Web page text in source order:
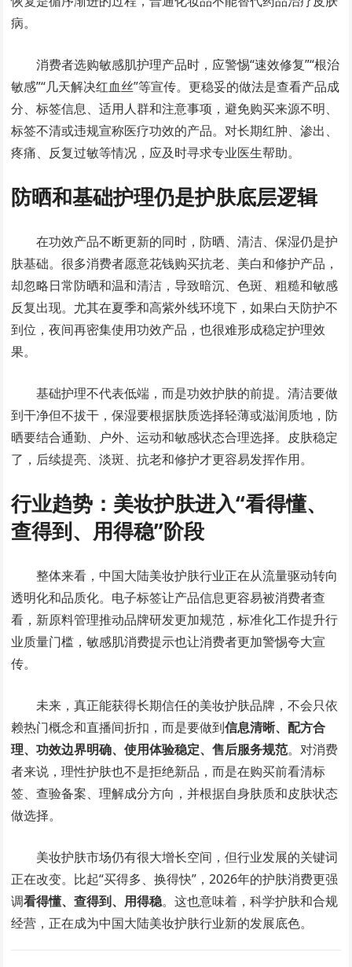
病。
消费者选购敏感肌护理产品时，应警惕“速效修复”“根治
敏感”“几天解决红血丝”等宣传。更稳妥的做法是查看产品成
分、标签信息、适用人群和注意事项，避免购买来源不明、
标签不清或违规宣称医疗功效的产品。对长期红肿、渗出、
疼痛、反复过敏等情况，应及时寻求专业医生帮助。
防晒和基础护理仍是护肤底层逻辑
在功效产品不断更新的同时，防晒、清洁、保湿仍是护
肤基础。很多消费者愿意花钱购买抗老、美白和修护产品，
却忽略日常防晒和温和清洁，导致暗沉、色斑、粗糙和敏感
反复出现。尤其在夏季和高紫外线环境下，如果白天防护不
到位，夜间再密集使用功效产品，也很难形成稳定护理效
果。
基础护理不代表低端，而是功效护肤的前提。清洁要做
到干净但不拔干，保湿要根据肤质选择轻薄或滋润质地，防
晒要结合通勤、户外、运动和敏感状态合理选择。皮肤稳定
了，后续提亮、淡斑、抗老和修护才更容易发挥作用。
行业趋势：美妆护肤进入“看得懂、
查得到、用得稳”阶段
整体来看，中国大陆美妆护肤行业正在从流量驱动转向
透明化和品质化。电子标签让产品信息更容易被消费者查
看，新原料管理推动品牌研发更加规范，标准化工作提升行
业质量门槛，敏感肌消费提示也让消费者更加警惕夸大宣
传。
未来，真正能获得长期信任的美妆护肤品牌，不会只依
赖热门概念和直播间折扣，而是要做到信息清晰、配方合
理、功效边界明确、使用体验稳定、售后服务规范。对消费
者来说，理性护肤也不是拒绝新品，而是在购买前看清标
签、查验备案、理解成分方向，并根据自身肤质和皮肤状态
做选择。
美妆护肤市场仍有很大增长空间，但行业发展的关键词
正在改变。比起“买得多、换得快”，2026年的护肤消费更强
调看得懂、查得到、用得稳。这也意味着，科学护肤和合规
经营，正在成为中国大陆美妆护肤行业新的发展底色。